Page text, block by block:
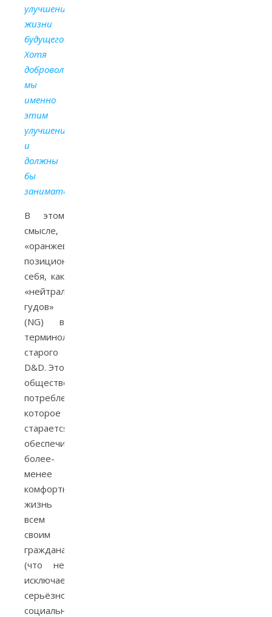
улучшения
жизни
будущего.
Хотя
добровольно
мы
именно
этим
улучшением
и
должны
бы
заниматься
В этом
смысле,
«оранжевые»
позиционируют
себя, как
«нейтрал-
гудов»
(NG) в
терминологии
старого
D&D. Это
общество
потребления,
которое
старается
обеспечить
более-
менее
комфортную
жизнь
всем
своим
гражданам
(что не
исключает
серьёзного
социального